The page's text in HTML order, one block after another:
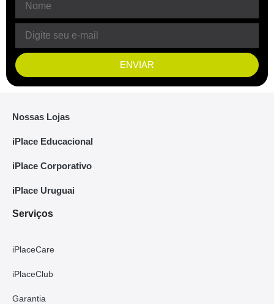
ENVIAR
Nossas Lojas
iPlace Educacional
iPlace Corporativo
iPlace Uruguai
Serviços
iPlaceCare
iPlaceClub
Garantia